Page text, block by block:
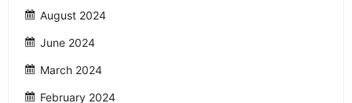
August 2024
June 2024
March 2024
February 2024